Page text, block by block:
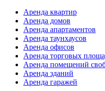
Аренда квартир
Аренда домов
Аренда апартаментов
Аренда таунхаусов
Аренда офисов
Аренда торговых
Аренда помещений
Аренда зданий
Аренда гаражей